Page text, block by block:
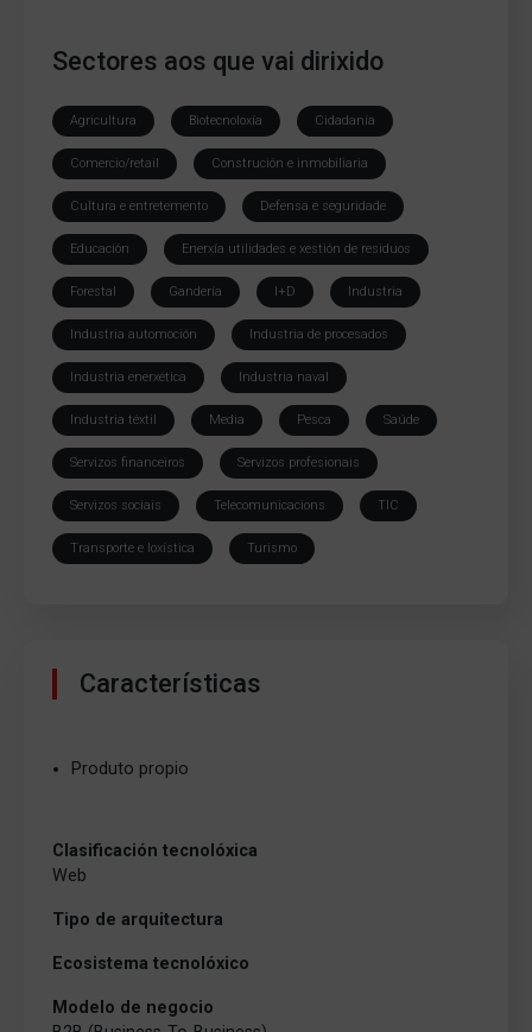
Sectores aos que vai dirixido
Agricultura Biotecnoloxía Cidadanía
Comercio/retail Construción e inmobiliaria
Cultura e entretemento Defensa e seguridade
Educación Enerxía utilidades e xestión de residuos
Forestal Gandería I+D Industria
Industria automoción Industria de procesados
Industria enerxética Industria naval
Industria téxtil Media Pesca Saúde
Servizos financeiros Servizos profesionais
Servizos sociais Telecomunicacions TIC
Transporte e loxística Turismo
Características
Produto propio
Clasificación tecnolóxica
Web
Tipo de arquitectura
Ecosistema tecnolóxico
Modelo de negocio